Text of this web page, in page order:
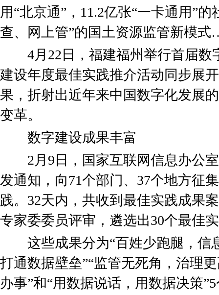
用“北京通”，11.2亿张“一卡通用”
查、网上管”的国土资源监管新模
4月22日，福建福州举行首届数
建设年度最佳实践推介活动同步展
果，折射出近年来中国数字化发展
变革。
数字建设成果丰富
2月9日，国家互联网信息办公室
发通知，向71个部门、37个地方征
践。32天内，共收到最佳实践成果
专家委委员评审，遴选出30个最佳
这些成果分为“百姓少跑腿，信
打通数据壁垒”“监管无死角，治理
办事”和“用数据说话，用数据决策